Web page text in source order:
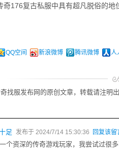
奇176复古私服中具有超凡脱俗的
QQ空间 新浪微博 腾讯微博 人
找服发布网的原创文章，转载请注明出
足 发布于 2024/7/14 15:30:36 回复该留
个资深的传奇游戏玩家，我尝试过很